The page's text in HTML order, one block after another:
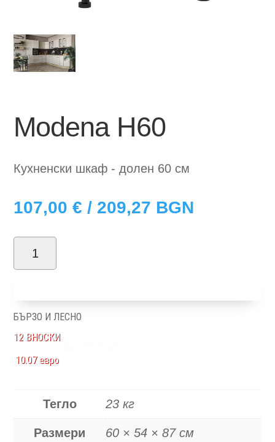
Modena H60
Кухненски шкаф - долен 60 см
107,00€ / 209,27 BGN
количество
за
БЪРЗО И ЛЕСНО
12 ВНОСКИ
10.07 евро
Тегло 23 кг
Размери 60 × 54 × 87 см